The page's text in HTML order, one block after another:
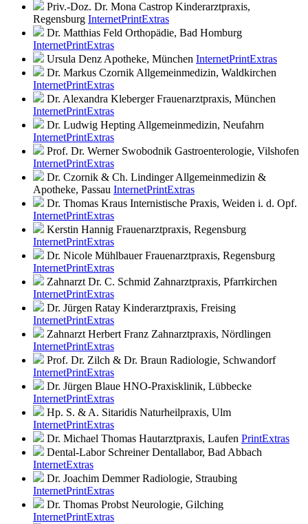
Priv.-Doz. Dr. Mona Castrop Kinderarztpraxis,
Regensburg InternetPrintExtras
Dr. Matthias Feld Orthopädie, Bad Homburg
InternetPrintExtras
Ursula DenzApotheke, München InternetPrintExtras
Dr. Markus CzornikAllgemeinmedizin, Waldkirchen
InternetPrintExtras
Dr. Alexandra Kleberger Frauenarztpraxis, München
InternetPrintExtras
Dr. Ludwig HeptingAllgemeinmedizin, Neufahrn
InternetPrintExtras
Prof. Dr. Werner Swobodnik Gastroenterologie, Vilshofen
InternetPrintExtras
Dr. Czornik & Ch. LindingerAllgemeinmedizin &
Apotheke, Passau InternetPrintExtras
Dr. Thomas Kraus Internistische Praxis, Weiden i. d. Opf.
InternetPrintExtras
Kerstin Hannig Frauenarztpraxis, Regensburg
InternetPrintExtras
Dr. Nicole Mühlbauer Frauenarztpraxis, Regensburg
InternetPrintExtras
Zahnarzt Dr. C. Schmid Zahnarztpraxis, Pfarrkirchen
InternetPrintExtras
Dr. Jürgen Ratay Kinderarztpraxis, Freising
InternetPrintExtras
Zahnarzt Herbert Franz Zahnarztpraxis, Nördlingen
InternetPrintExtras
Prof. Dr. Zilch & Dr. Braun Radiologie, Schwandorf
InternetPrintExtras
Dr. Jürgen Blaue HNO-Praxisklinik, Lübbecke
InternetPrintExtras
Hp. S. & A. Sitaridis Naturheilpraxis, Ulm
InternetPrintExtras
Dr. Michael Thomas Hautarztpraxis, Laufen PrintExtras
Dental-Labor Schreiner Dentallabor, Bad Abbach
InternetExtras
Dr. Joachim Demmer Radiologie, Straubing
InternetPrintExtras
Dr. Thomas Probst Neurologie, Gilching
InternetPrintExtras